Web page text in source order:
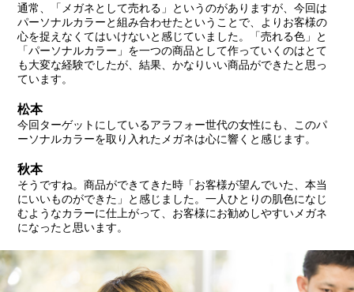
通常、「メガネとして売れる」というのがありますが、今回は
パーソナルカラーと組み合わせたということで、よりお客様の
心を捉えなくてはいけないと感じていました。「売れる色」と
「パーソナルカラー」を一つの商品として作っていくのはとて
も大変な経験でしたが、結果、かなりいい商品ができたと思っ
ています。
松本
今回ターゲットにしているアラフォー世代の女性にも、このパ
ーソナルカラーを取り入れたメガネは心に響くと感じます。
秋本
そうですね。商品ができてきた時「お客様が望んでいた、本当
にいいものができた」と感じました。一人ひとりの肌色になじ
むようなカラーに仕上がって、お客様にお勧めしやすいメガネ
になったと思います。